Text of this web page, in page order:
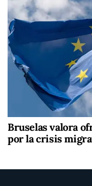
Bruselas valora
por la crisis